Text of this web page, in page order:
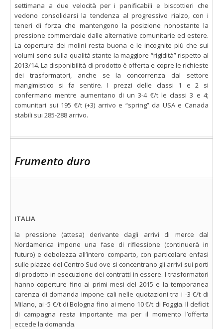
settimana a due velocità per i panificabili e biscottieri che
vedono consolidarsi la tendenza al progressivo rialzo, con i
teneri di forza che mantengono la posizione nonostante la
pressione commerciale dalle alternative comunitarie ed estere.
La copertura dei molini resta buona e le incognite più che sui
volumi sono sulla qualità stante la maggiore “rigidità” rispetto al
2013/14. La disponibilità di prodotto è offerta e copre le richieste
dei trasformatori, anche se la concorrenza dal settore
mangimistico si fa sentire. I prezzi delle classi 1 e 2 si
confermano mentre aumentano di un 3-4 €/t le classi 3 e 4;
comunitari sui 195 €/t (+3) arrivo e “spring” da USA e Canada
stabili sui 285-288 arrivo.
Frumento duro
ITALIA
la pressione (attesa) derivante dagli arrivi di merce dal
Nordamerica impone una fase di riflessione (continuerà in
futuro) e debolezza all’intero comparto, con particolare enfasi
sulle piazze del Centro Sud ove si concentrano gli arrivi sui porti
di prodotto in esecuzione dei contratti in essere. I trasformatori
hanno coperture fino ai primi mesi del 2015 e la temporanea
carenza di domanda impone cali nelle quotazioni tra i -3 €/t di
Milano, ai -5 €/t di Bologna fino ai meno 10 €/t di Foggia. Il deficit
di campagna resta importante ma per il momento l’offerta
eccede la domanda.